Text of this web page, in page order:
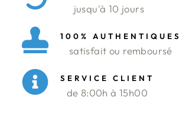
jusqu'à 10 jours
100% AUTHENTIQUES
satisfait ou remboursé
SERVICE CLIENT
de 8:00h à 15h00